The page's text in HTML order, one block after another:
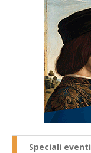
Speciali eventi